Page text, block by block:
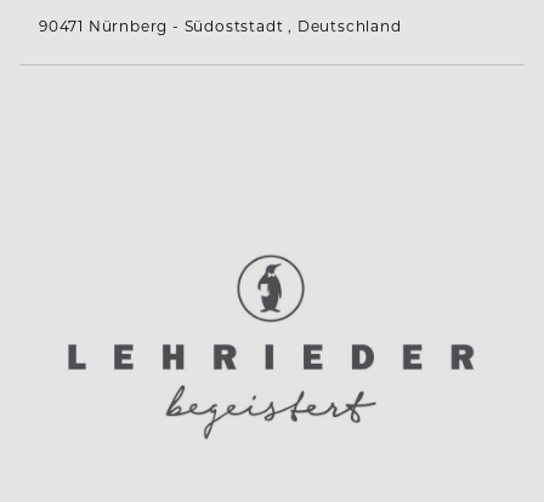
90471 Nürnberg - Südoststadt , Deutschland